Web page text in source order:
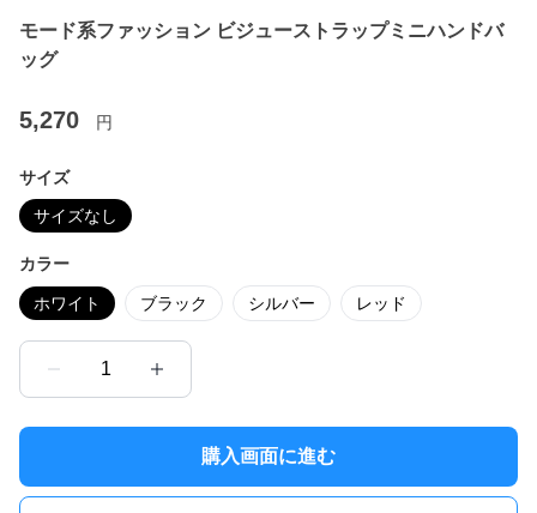
モード系ファッション ビジューストラップミニハンドバ
ッグ
5,270 円
サイズ
サイズなし
カラー
ホワイト ブラック シルバー レッド
1
購入画面に進む